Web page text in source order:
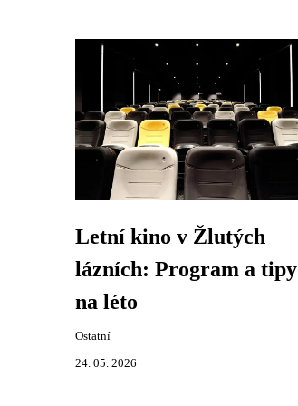
Letní kino v Žlutých
lázních: Program a tipy
na léto
Ostatní
24. 05. 2026